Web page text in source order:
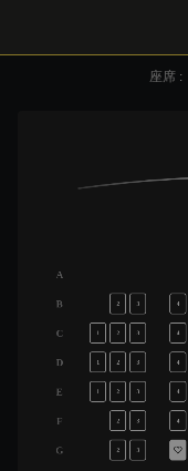
座席 :
A
B
C
D
E
F
G
2 3 4
1 2 3 4
1 2 3 4
2 3 4
2 3 4
2 3